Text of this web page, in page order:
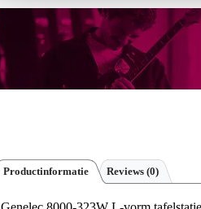
Productinformatie Reviews (0)